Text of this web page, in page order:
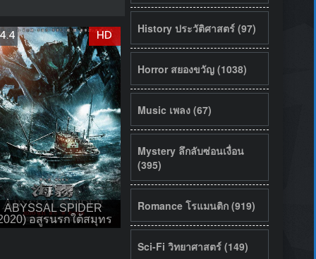
ABYSSAL SPIDER
อสูรนรกใต้สมุทร
HD History ประวัติศาสตร์ (97)
Horror สยองขวัญ (1038)
Music เพลง (67)
Mystery ลึกลับซ่อนเงื่อน
(395)
Romance โรแมนติก (919)
Sci-Fi วิทยาศาสตร์ (149)